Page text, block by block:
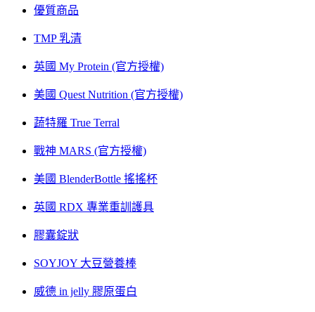
優質商品
TMP 乳清
英國 My Protein (官方授權)
美國 Quest Nutrition (官方授權)
蔬特羅 True Terral
戰神 MARS (官方授權)
美國 BlenderBottle 搖搖杯
英國 RDX 專業重訓護具
膠囊錠狀
SOYJOY 大豆營養棒
威德 in jelly 膠原蛋白